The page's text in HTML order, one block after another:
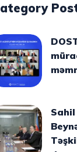
Category
DOST xidmətlərinə
Sahil Babayev və